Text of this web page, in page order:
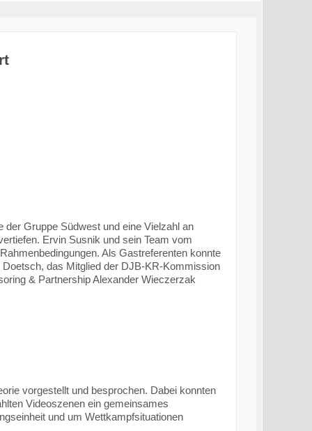
Gruppe Südwest und eine Vielzahl an
Ervin Susnik und sein Team vom
Als Gastreferenten konnte
das Mitglied der DJB-KR-Kommission
& Partnership Alexander Wieczerzak
vorgestellt und besprochen. Dabei konnten
Videoszenen ein gemeinsames
und um Wettkampfsituationen